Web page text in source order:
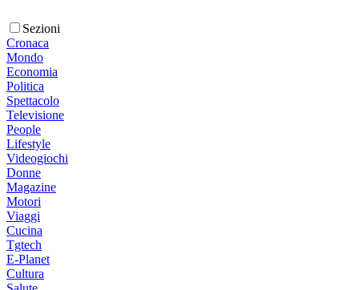
Sezioni
Cronaca
Mondo
Economia
Politica
Spettacolo
Televisione
People
Lifestyle
Videogiochi
Donne
Magazine
Motori
Viaggi
Cucina
Tgtech
E-Planet
Cultura